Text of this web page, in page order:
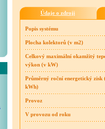
Údaje o zdroji
Popis systému
Plocha kolektorů (v m2)
Celkový maximální okamžitý
výkon (v kW)
Průměrný roční energetický zisk
kWh)
Provoz
V provozu od roku